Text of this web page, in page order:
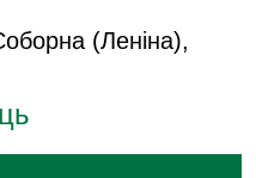
(Леніна),